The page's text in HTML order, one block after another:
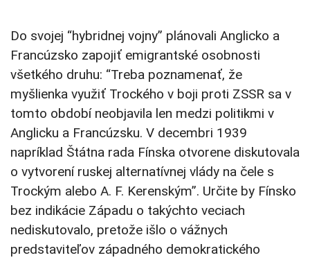
Do svojej “hybridnej vojny” plánovali Anglicko a
Francúzsko zapojiť emigrantské osobnosti
všetkého druhu: “Treba poznamenať, že
myšlienka využiť Trockého v boji proti ZSSR sa v
tomto období neobjavila len medzi politikmi v
Anglicku a Francúzsku. V decembri 1939
napríklad Štátna rada Fínska otvorene diskutovala
o vytvorení ruskej alternatívnej vlády na čele s
Trockým alebo A. F. Kerenským”. Určite by Fínsko
bez indikácie Západu o takýchto veciach
nediskutovalo, pretože išlo o vážnych
predstaviteľov západného demokratického